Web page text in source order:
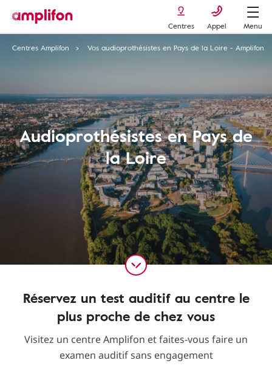
Centres Appel
Menu
Centres Amplifon
Vos audioprothésistes en Pays de la Loire - Amplifon
Audioprothésistes en Pays de
la Loire
Réservez un test auditif au centre le
plus proche de chez vous
Visitez un centre Amplifon et faites-vous faire un
examen auditif sans engagement